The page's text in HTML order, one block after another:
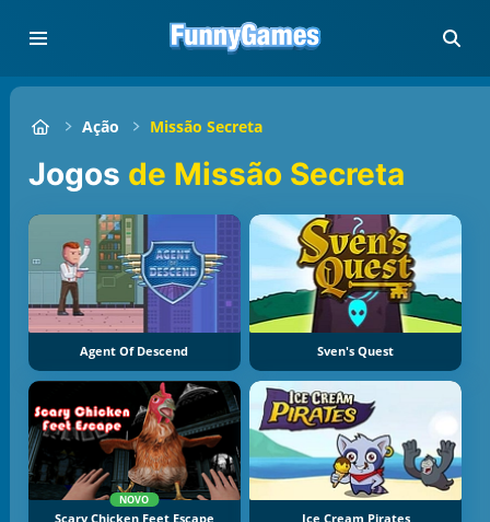
Ação Missão Secreta
Jogos de Missão Secreta
Agent Of Descend Sven's Quest
NOVO
Scary Chicken Feet Escape Ice Cream Pirates